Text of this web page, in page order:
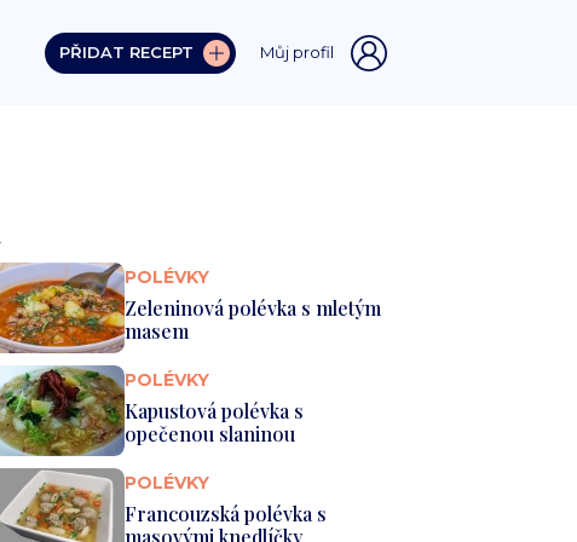
PŘIDAT RECEPT Můj profil
POLÉVKY
Zeleninová polévka s mletým
masem
POLÉVKY
Kapustová polévka s
opečenou slaninou
POLÉVKY
Francouzská polévka s
masovými knedlíčky